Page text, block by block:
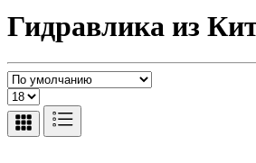
Гидравлика из